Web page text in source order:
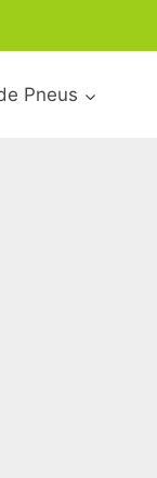
Pneus